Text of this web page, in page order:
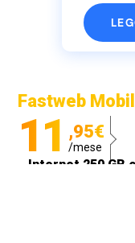
Fastweb
11 ,95€
/mese
Internet 250
Spedizione SIM